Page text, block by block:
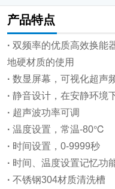
产品特点
· 双频率的优质高效换能
地硬材质的使用
· 数显屏幕，可视化超声
· 静音设计，在安静环境
· 超声波功率可调
· 温度设置，常温-80℃
· 时间设置，0-9999秒
· 时间、温度设置记忆功
· 不锈钢304材质清洗槽